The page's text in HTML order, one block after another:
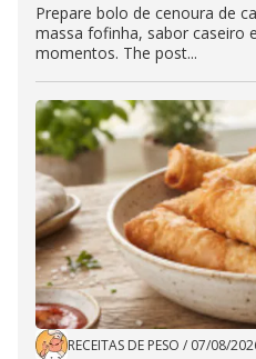
Prepare bolo de cenoura de
massa fofinha, sabor caseiro
momentos. The post...
RECEITAS DE PESO / 07/08/